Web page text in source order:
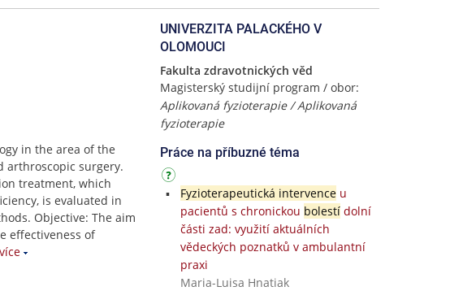
in the area of the
arthroscopic surgery.
treatment, which
is evaluated in
Objective: The aim
effectiveness of
UNIVERZITA PALACKÉHO V
OLOMOUCI
Fakulta zdravotnických věd
Magisterský studijní program / obor:
Aplikovaná fyzioterapie / Aplikovaná
fyzioterapie
Práce na příbuzné téma
Fyzioterapeutická intervenceu
pacientů s chronickou bolestídolní
části zad: využití aktuálních
vědeckých poznatků v ambulantní
praxi
Maria-Luisa Hnatiak